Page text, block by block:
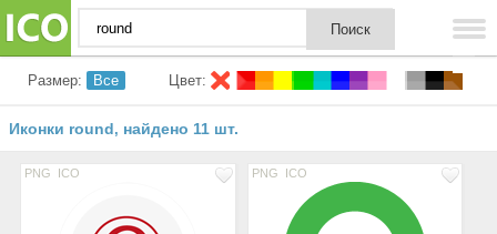
Размер: Все Цвет:
Иконки round, найдено 11 шт.
PNG ICO PNG ICO